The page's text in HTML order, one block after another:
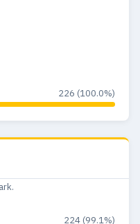
226 (100.0%)
224 (99.1%)